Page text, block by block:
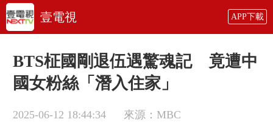
壹電視 APP下載
BTS柾國剛退伍遇驚魂記 竟遭中
國女粉絲「潛入住家」
2025-06-12 18:44:34 來源：MBC